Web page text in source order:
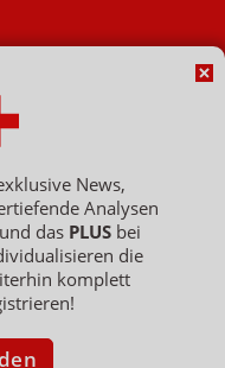
ist ein Dienst der ELPATO
/ Amtsgericht Berlin
News,
Analysen
das PLUS bei
die
komplett